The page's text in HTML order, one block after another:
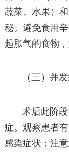
蔬菜、水果）
秘。避免食用
起胀气的食物
（三）并
术后此阶
症。观察患者
感染症状；注